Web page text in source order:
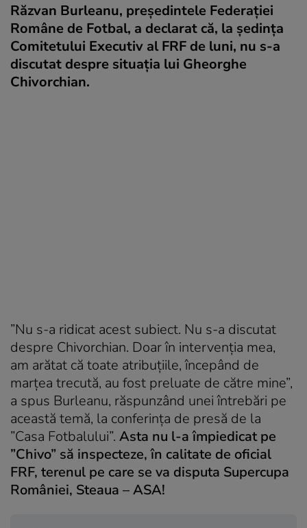
Răzvan Burleanu, președintele Federației
Române de Fotbal, a declarat că, la ședința
Comitetului Executiv al FRF de luni, nu s-a
discutat despre situația lui Gheorghe
Chivorchian.
”Nu s-a ridicat acest subiect. Nu s-a discutat
despre Chivorchian. Doar în intervenția mea,
am arătat că toate atribuțiile, începând de
marțea trecută, au fost preluate de către mine”,
a spus Burleanu, răspunzând unei întrebări pe
această temă, la conferința de presă de la
”Casa Fotbalului”. Asta nu l-a împiedicat pe
”Chivo” să inspecteze, în calitate de oficial
FRF, terenul pe care se va disputa Supercupa
României, Steaua – ASA!